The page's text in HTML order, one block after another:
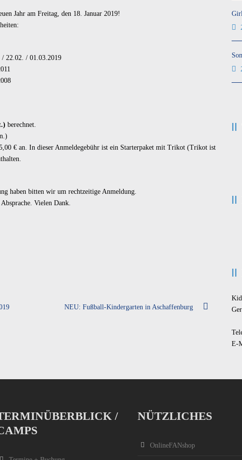
Jahr am Freitag, den 18. Januar 2019!
22.02. / 01.03.2019
berechnet.
€ an. In dieser Anmeldegebühr ist ein Starterpaket mit Trikot (Trikot ist
haben bitten wir um rechtzeitige Anmeldung.
Vielen Dank.
NEU: Fußball-Kindergarten in Aschaffenburg
E-
/
NÜTZLICHES
OnlineFANshop